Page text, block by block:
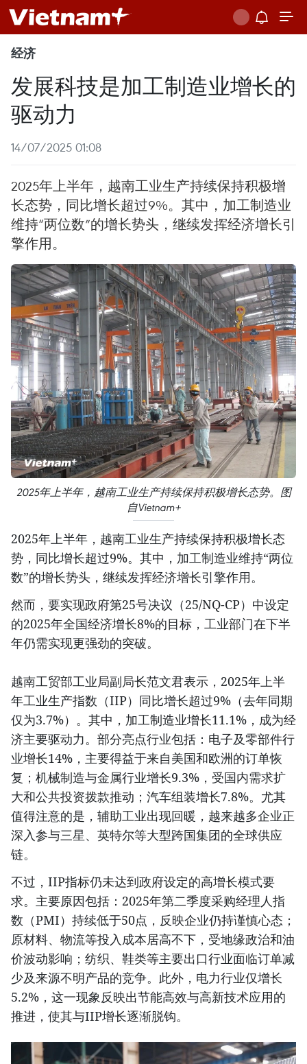
经济
发展科技是加工制造业增长的
驱动力
14/07/2025 01:08
2025年上半年，越南工业生产持续保持积极增
长态势，同比增长超过9%。其中，加工制造业
维持“两位数”的增长势头，继续发挥经济增长引
擎作用。
2025年上半年，越南工业生产持续保持积极增长态势。图
自Vietnam+
2025年上半年，越南工业生产持续保持积极增长态
势，同比增长超过9%。其中，加工制造业维持“两位
数”的增长势头，继续发挥经济增长引擎作用。
然而，要实现政府第25号决议（25/NQ-CP）中设定
的2025年全国经济增长8%的目标，工业部门在下半
年仍需实现更强劲的突破。
越南工贸部工业局副局长范文君表示，2025年上半
年工业生产指数（IIP）同比增长超过9%（去年同期
仅为3.7%）。其中，加工制造业增长11.1%，成为经
济主要驱动力。部分亮点行业包括：电子及零部件行
业增长14%，主要得益于来自美国和欧洲的订单恢
复；机械制造与金属行业增长9.3%，受国内需求扩
大和公共投资拨款推动；汽车组装增长7.8%。尤其
值得注意的是，辅助工业出现回暖，越来越多企业正
深入参与三星、英特尔等大型跨国集团的全球供应
链。
不过，IIP指标仍未达到政府设定的高增长模式要
求。主要原因包括：2025年第二季度采购经理人指
数（PMI）持续低于50点，反映企业仍持谨慎心态；
原材料、物流等投入成本居高不下，受地缘政治和油
价波动影响；纺织、鞋类等主要出口行业面临订单减
少及来源不明产品的竞争。此外，电力行业仅增长
5.2%，这一现象反映出节能高效与高新技术应用的
推进，使其与IIP增长逐渐脱钩。